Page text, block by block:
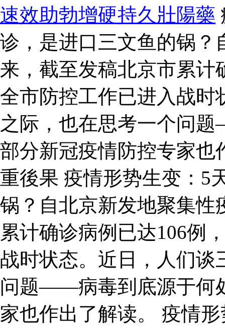
速效助勃增硬持久壯陽藥
诊，是进口三文鱼的锅？
来，截至发稿北京市累计
全市防控工作已进入战时
之际，也在思考一个问
部分新冠疫情防控专家也
重後果 疫情形势生变：5
锅？自北京新发地聚集性
累计确诊病例已达106例
战时状态。近日，人们谈
问题——病毒到底源于何
家也作出了解读。 疫情